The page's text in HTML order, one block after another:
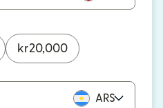
kr20,000
ARS